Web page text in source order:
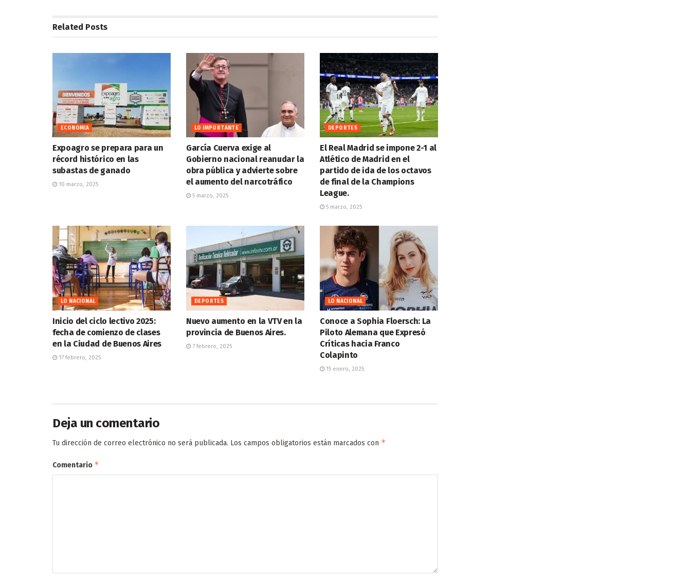
Related Posts
ECONOMIA
Expoagro se prepara para un
récord histórico en las
subastas de ganado
10 marzo, 2025
LO IMPORTANTE
García Cuerva exige al
Gobierno nacional reanudar la
obra pública y advierte sobre
el aumento del narcotráfico
5 marzo, 2025
DEPORTES
El Real Madrid se impone 2-1 al
Atlético de Madrid en el
partido de ida de los octavos
de final de la Champions
League.
5 marzo, 2025
LO NACIONAL
Inicio del ciclo lectivo 2025:
fecha de comienzo de clases
en la Ciudad de Buenos Aires
17 febrero, 2025
DEPORTES
Nuevo aumento en la VTV en la
provincia de Buenos Aires.
7 febrero, 2025
LO NACIONAL
Conoce a Sophia Floersch: La
Piloto Alemana que Expresó
Críticas hacia Franco
Colapinto
15 enero, 2025
Deja un comentario
Tu dirección de correo electrónico no será publicada. Los campos obligatorios están marcados con *
Comentario *